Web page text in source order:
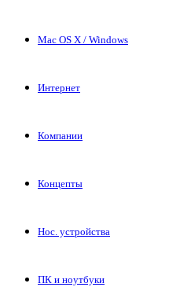
Mac OS X / Windows
Интернет
Компании
Концепты
Нос. устройства
ПК и ноутбуки